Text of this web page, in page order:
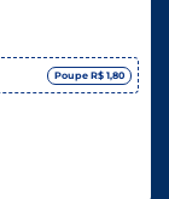
Poupe R$ 1,80